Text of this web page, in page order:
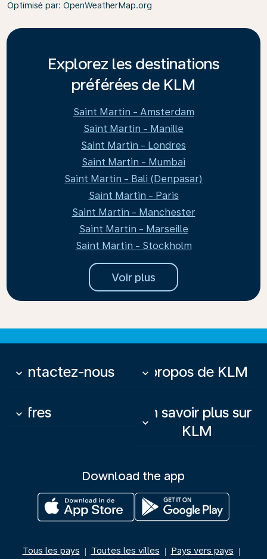
Optimisé par: OpenWeatherMap.org
Explorez les destinations
préférées de KLM
Saint Martin - Amsterdam
Saint Martin - Manille
Saint Martin - Londres
Saint Martin - Mumbai
Saint Martin - Bali (Denpasar)
Saint Martin - Paris
Saint Martin - Manchester
Saint Martin - Marseille
Saint Martin - Stockholm
Voir plus
Contactez-nous
keyboard_arrow_down À propos de KLM
keyboard_arrow_down
Offres
keyboard_arrow_down
En savoir plus sur
KLM
keyboard_arrow_down
Download the app
Tous les pays | Toutes les villes | Pays vers pays |